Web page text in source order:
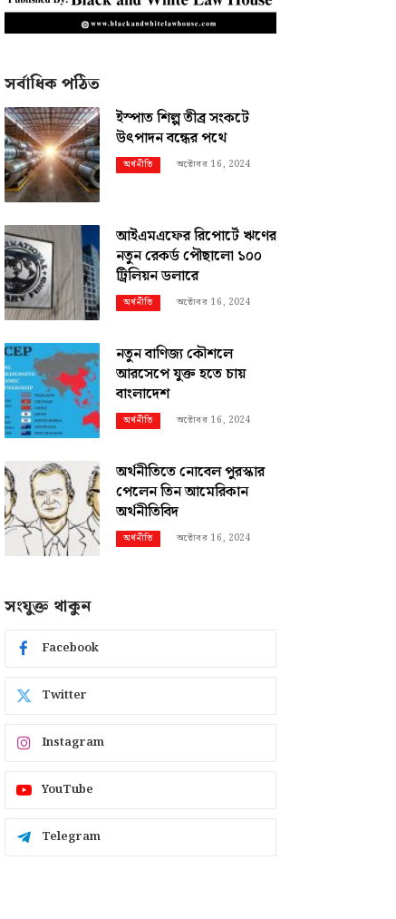
সর্বাধিক পঠিত
ইস্পাত শিল্প তীব্র সংকটে
উৎপাদন বন্ধের পথে
অর্থনীতি অক্টোবর 16, 2024
আইএমএফের রিপোর্টে ঋণের
নতুন রেকর্ড পৌছালো ১০০
ট্রিলিয়ন ডলারে
অর্থনীতি অক্টোবর 16, 2024
নতুন বাণিজ্য কৌশলে
আরসেপে যুক্ত হতে চায়
বাংলাদেশ
অর্থনীতি অক্টোবর 16, 2024
অর্থনীতিতে নোবেল পুরস্কার
পেলেন তিন আমেরিকান
অর্থনীতিবিদ
অর্থনীতি অক্টোবর 16, 2024
সংযুক্ত থাকুন
Facebook
Twitter
Instagram
YouTube
Telegram